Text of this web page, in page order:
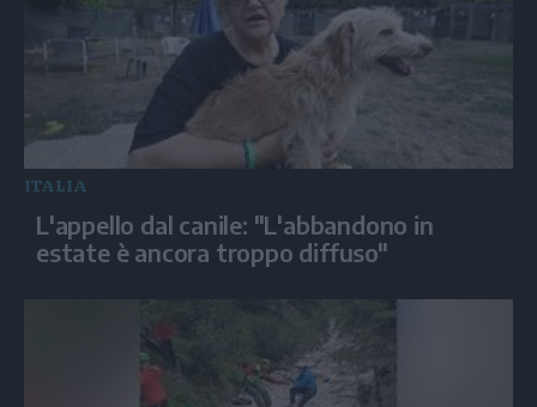
ITALIA
L'appello dal canile: "L'abbandono in
estate è ancora troppo diffuso"